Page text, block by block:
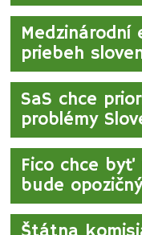
Medzinárodní
priebeh
SaS chce
problémy
Fico chce
bude